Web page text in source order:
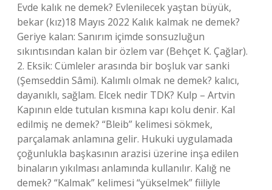
Evde kalık ne demek? Evlenilecek yaştan büyük,
bekar (kız)18 Mayıs 2022 Kalık kalmak ne demek?
Geriye kalan: Sanırım içimde sonsuzluğun
sıkıntısından kalan bir özlem var (Behçet K. Çağlar).
2. Eksik: Cümleler arasında bir boşluk var sanki
(Şemseddin Sâmi). Kalımlı olmak ne demek? kalıcı,
dayanıklı, sağlam. Elcek nedir TDK? Kulp – Artvin
Kapının elde tutulan kısmına kapı kolu denir. Kal
edilmiş ne demek? “Bleib” kelimesi sökmek,
parçalamak anlamına gelir. Hukuki uygulamada
çoğunlukla başkasının arazisi üzerine inşa edilen
binaların yıkılması anlamında kullanılır. Kalığ ne
demek? “Kalmak” kelimesi “yükselmek” fiiliyle